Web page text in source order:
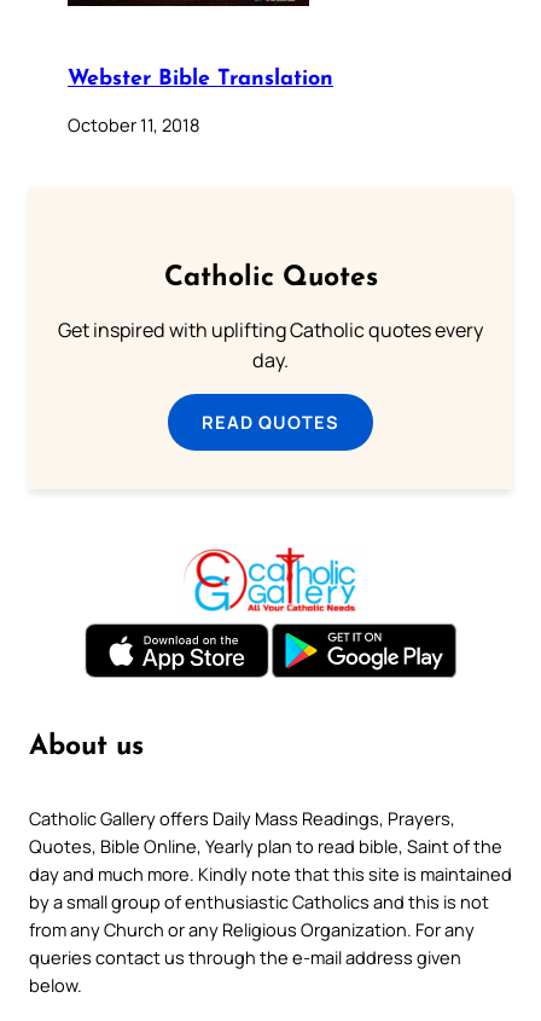
Webster Bible Translation
October 11, 2018
Catholic Quotes
Get inspired with uplifting Catholic quotes every
day.
READ QUOTES
About us
Catholic Gallery offers Daily Mass Readings, Prayers,
Quotes, Bible Online, Yearly plan to read bible, Saint of the
day and much more. Kindly note that this site is maintained
by a small group of enthusiastic Catholics and this is not
from any Church or any Religious Organization. For any
queries contact us through the e-mail address given
below.